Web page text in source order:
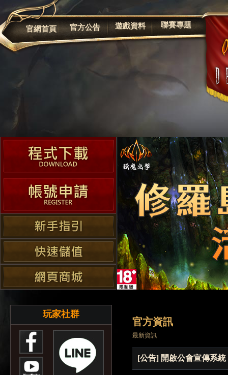
官網首頁 官方公告 遊戲資料 聯賽專題
玩家社群
官方資訊
最新資訊
[公告] 開啟公會宣傳系統